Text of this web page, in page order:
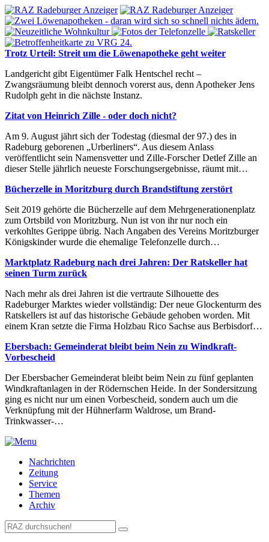
Trotz Urteil: Streit um die Löwenapotheke geht weiter
Landgericht gibt Eigentümer Falk Hentschel recht –
Zwangsräumung bleibt dennoch vorerst aus, denn Apotheker Jens
Rudolph geht in die nächste Instanz.
Zitat von Heinrich Zille - oder doch nicht?
Am 9. August jährt sich der Todestag (diesmal der 97.) des in
Radeburg geborenen „Urberliners“. Aus diesem Anlass
veröffentlicht sein Namensvetter und Zille-Forscher Detlef Zille an
dieser Stelle jährlich neueste Forschungsergebnisse, räumt mit…
Bücherzelle in Moritzburg durch Brandstiftung zerstört
Seit 2019 gehörte die Bücherzelle auf dem Mehrgenerationenplatz
zum Ortsbild von Moritzburg. Nun ist von ihr nur noch ein
verkohltes Gerippe übrig. Nach Angaben des Vereins Moritzburger
Königskinder wurde die ehemalige Telefonzelle durch…
Marktplatz Radeburg nach drei Jahren: Der Ratskeller hat
seinen Turm zurück
Nach mehr als drei Jahren ist die vertraute Silhouette des
Radeburger Marktes wieder vollständig: Der neue Glockenturm des
Ratskellers ist auf das historische Gebäude gehoben worden. Mit
einem Kran setzte die Firma Holzbau Rico Sachse aus Berbisdorf…
Ebersbach: Gemeinderat bleibt beim Nein zu Windkraft-
Vorbescheid
Der Ebersbacher Gemeinderat bleibt beim Nein zu fünf geplanten
Windkraftanlagen in der Rödernschen Heide. In der Sondersitzung
ging es nicht nur um einen Vorbescheid, sondern auch um die
Verknüpfung mit der Hühnerfarm Waldrose, um Brand-
Trinkwasser-…
Nachrichten
Zeitung
Service
Themen
Archiv